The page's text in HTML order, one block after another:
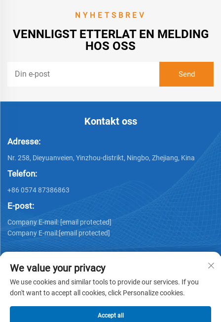
NYHETSBREV
VENNLIGST ETTERLAT EN MELDING
HOS OSS
Kontakt oss
Adresse:
Nr. 258, Dieyuanveien, Yinzhou-distrikt, Ningbo, Zhejiang, Kina
Telefon:
+86 0574 87386863
E-post:
Company E-mail:[email protected]
Company E-mail:[email protected]
Personvernerklæring
We value your privacy
We use cookies and similar tools to provide our services. If you
don't want to accept all cookies, click Personalize cookies.
Accept all